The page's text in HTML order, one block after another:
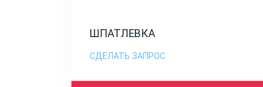
ШПАТЛЕВКА
СДЕЛАТЬ ЗАПРОС